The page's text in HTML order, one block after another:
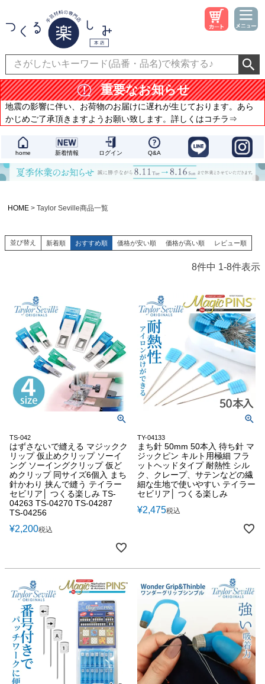
重要なお知らせ
地震の影響に伴い、お荷物のお届けに遅れが生じております。あら
かじめご了承頂きますようお願い致します。詳しくはコチラ⇒
home 新着情報 ログイン Q&A
HOME Taylor Seville商品一覧
並び替え 新着順 おすすめ順 価格が安い順 価格が高い順 レビュー順
8件中 1-8件表示
TS-042
はずさないで縫える マジックク
リップ 仮止めクリップ ソーイ
ング ソーイングクリップ 仮ど
めクリップ 同サイズ6個入 まち
針かわり 挟んで縫う テイラー
セビリア│ つくる楽しみ TS-
04263 TS-04270 TS-04287
TS-04256
¥2,200税込
TY-04133
まち針 50mm 50本入 待ち針 マ
ジックピン キルト用極細 フラ
ットヘッドタイプ 耐熱性 シル
ク、クレープ、サテンなどの繊
細な生地で使いやすい テイラー
セビリア│ つくる楽しみ
¥2,475税込